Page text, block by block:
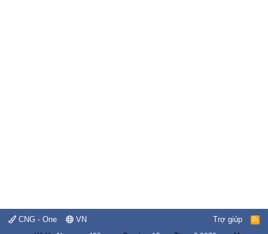
CNG - One VN Trợ giúp
R